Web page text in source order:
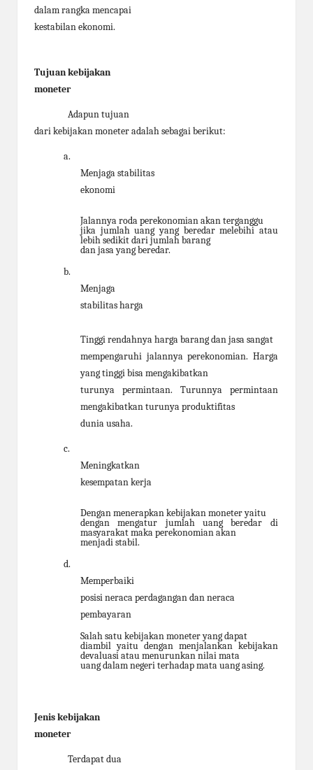
dalam rangka mencapai
kestabilan ekonomi.
Tujuan kebijakan
moneter
Adapun tujuan
dari kebijakan moneter adalah sebagai berikut:
a.
Menjaga stabilitas
ekonomi
Jalannya roda perekonomian akan terganggu
jika jumlah uang yang beredar melebihi atau
lebih sedikit dari jumlah barang
dan jasa yang beredar.
b.
Menjaga
stabilitas harga
Tinggi rendahnya harga barang dan jasa sangat
mempengaruhi jalannya perekonomian. Harga
yang tinggi bisa mengakibatkan
turunya permintaan. Turunnya permintaan
mengakibatkan turunya produktifitas
dunia usaha.
c.
Meningkatkan
kesempatan kerja
Dengan menerapkan kebijakan moneter yaitu
dengan mengatur jumlah uang beredar di
masyarakat maka perekonomian akan
menjadi stabil.
d.
Memperbaiki
posisi neraca perdagangan dan neraca
pembayaran
Salah satu kebijakan moneter yang dapat
diambil yaitu dengan menjalankan kebijakan
devaluasi atau menurunkan nilai mata
uang dalam negeri terhadap mata uang asing.
Jenis kebijakan
moneter
Terdapat dua